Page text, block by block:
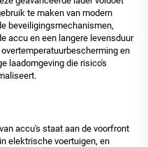
te maken van modern
beveiligingsmechanismen,
accu en een langere levensduur
en
laadomgeving die risico's
accu's staat aan de voorfront
elektrische voertuigen, en